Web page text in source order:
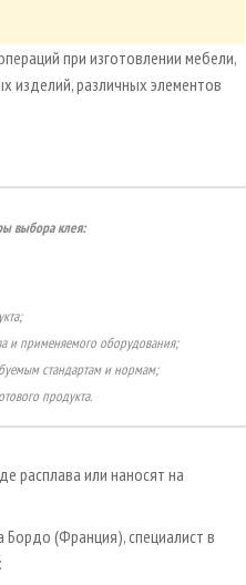
при изготовлении мебели,
изделий, различных элементов
выбора клея:
и применяемого оборудования;
стандартам и нормам;
продукта.
расплава или наносят на
Бордо (Франция), специалист в